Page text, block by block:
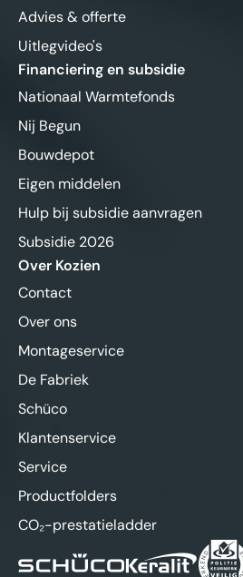
Advies & offerte
Uitlegvideo's
Financiering en subsidie
Nationaal Warmtefonds
Nij Begun
Bouwdepot
Eigen middelen
Hulp bij subsidie aanvragen
Subsidie 2026
Over Kozien
Contact
Over ons
Montageservice
De Fabriek
Schüco
Klantenservice
Service
Productfolders
CO₂-prestatieladder